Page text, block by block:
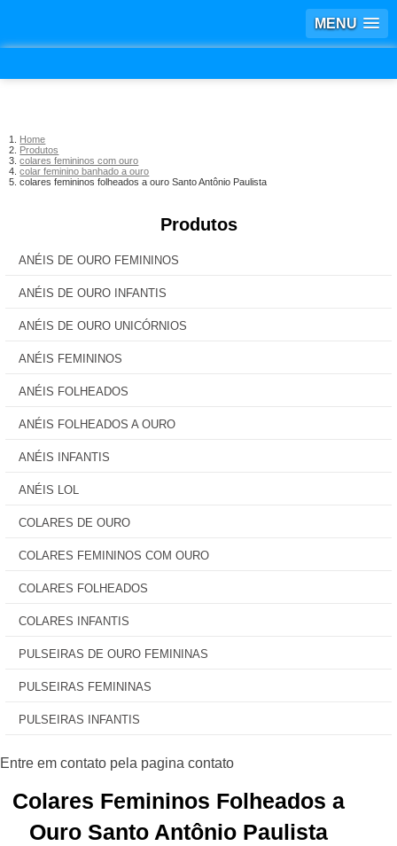
MENU
Home
Produtos
colares femininos com ouro
colar feminino banhado a ouro
colares femininos folheados a ouro Santo Antônio Paulista
Produtos
ANÉIS DE OURO FEMININOS
ANÉIS DE OURO INFANTIS
ANÉIS DE OURO UNICÓRNIOS
ANÉIS FEMININOS
ANÉIS FOLHEADOS
ANÉIS FOLHEADOS A OURO
ANÉIS INFANTIS
ANÉIS LOL
COLARES DE OURO
COLARES FEMININOS COM OURO
COLARES FOLHEADOS
COLARES INFANTIS
PULSEIRAS DE OURO FEMININAS
PULSEIRAS FEMININAS
PULSEIRAS INFANTIS
Colares Femininos Folheados a
Ouro Santo Antônio Paulista